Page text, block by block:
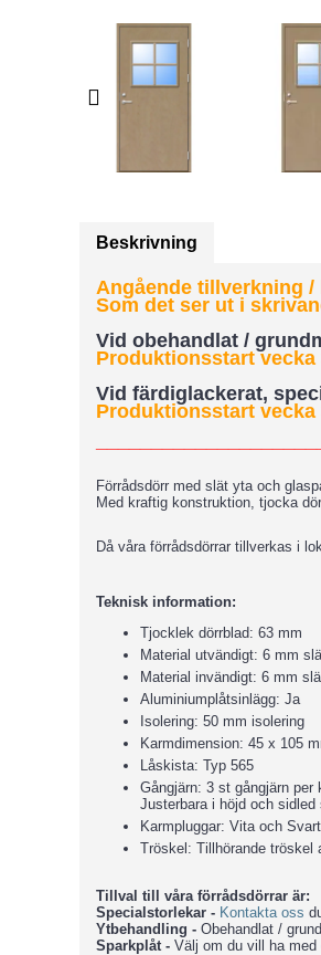
Beskrivning
Angående tillverkning /
Som det ser ut i
Vid obehandlat /
Produktionsstart
Vid färdiglackerat,
Produktionsstart
Förrådsdörr med slät yta och
Med kraftig konstruktion, tjocka
Då våra förrådsdörrar tillverkas i
Teknisk information:
Tjocklek dörrblad: 63 mm
Material utvändigt: 6 mm
Material invändigt: 6 mm
Aluminiumplåtsinlägg: Ja
Isolering: 50 mm isolering
Karmdimension: 45 x 105
Låskista: Typ 565
Gångjärn: 3 st gångjärn per
Justerbara i höjd och
Karmpluggar: Vita och
Tröskel: Tillhörande tröskel
Tillval till våra förrådsdörrar är:
Specialstorlekar - Kontakta oss
Ytbehandling - Obehandlat /
Sparkplåt - Välj om du vill ha med